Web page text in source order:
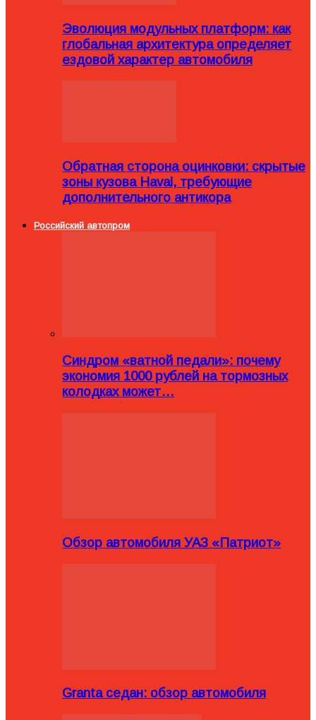
Эволюция модульных платформ: как
глобальная архитектура определяет
ездовой характер автомобиля
Обратная сторона оцинковки: скрытые
зоны кузова Haval, требующие
дополнительного антикора
Российский автопром
Синдром «ватной педали»: почему
экономия 1000 рублей на тормозных
колодках может…
Обзор автомобиля УАЗ «Патриот»
Granta седан: обзор автомобиля